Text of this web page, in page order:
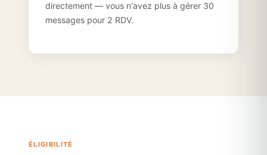
directement — vous n'avez plus à gérer 30
messages pour 2 RDV.
ÉLIGIBILITÉ